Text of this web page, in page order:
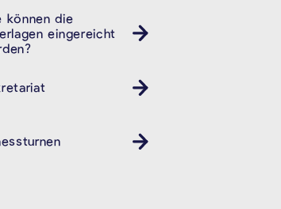
können die
eingereicht